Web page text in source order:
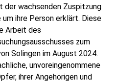
der wachsenden Zuspitzung
ihre Person erklärt. Diese
Arbeit des
zum
Solingen im August 2024.
unvoreingenommene
ihrer Angehörigen und